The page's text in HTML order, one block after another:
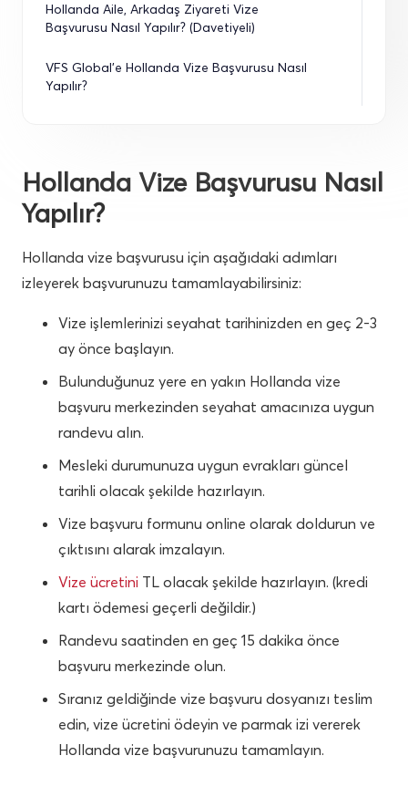
Hollanda Aile, Arkadaş Ziyareti Vize
Başvurusu Nasıl Yapılır? (Davetiyeli)
VFS Global’e Hollanda Vize Başvurusu Nasıl
Yapılır?
Hollanda Vize Başvurusu Nasıl
Yapılır?
Hollanda vize başvurusu için aşağıdaki adımları
izleyerek başvurunuzu tamamlayabilirsiniz:
Vize işlemlerinizi seyahat tarihinizden en geç 2-3
ay önce başlayın.
Bulunduğunuz yere en yakın Hollanda vize
başvuru merkezinden seyahat amacınıza uygun
randevu alın.
Mesleki durumunuza uygun evrakları güncel
tarihli olacak şekilde hazırlayın.
Vize başvuru formunu online olarak doldurun ve
çıktısını alarak imzalayın.
Vize ücretini TL olacak şekilde hazırlayın. (kredi
kartı ödemesi geçerli değildir.)
Randevu saatinden en geç 15 dakika önce
başvuru merkezinde olun.
Sıranız geldiğinde vize başvuru dosyanızı teslim
edin, vize ücretini ödeyin ve parmak izi vererek
Hollanda vize başvurunuzu tamamlayın.